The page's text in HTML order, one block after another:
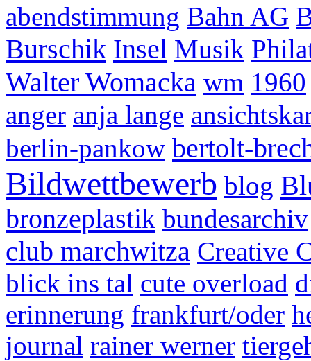
abendstimmung Bahn AG
Burschik Insel Musik
Walter Womacka wm 1960
anger anja lange
berlin-pankow bertolt-
Bildwettbewerb blog
bronzeplastik bundesarchiv
club marchwitza Creative
blick ins tal cute overload
erinnerung frankfurt/oder
journal rainer werner